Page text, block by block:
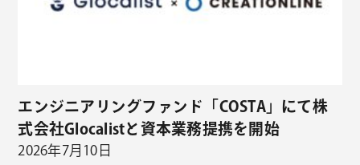
エンジニアリングファンド「COSTA」にて株
式会社Glocalistと資本業務提携を開始
2026年7月10日